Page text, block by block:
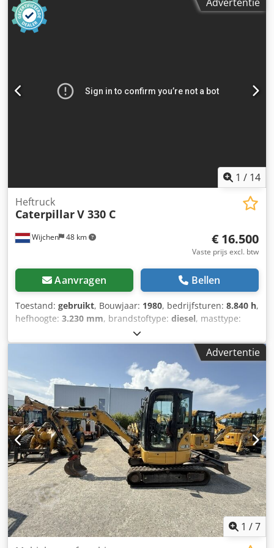
1 / 14
Wijchen 48 km
Heftruck
CaterpillarV 330 C
€ 16.500
Vaste prijs excl. btw
Aanvragen Bellen
Toestand: gebruikt, Bouwjaar: 1980, bedrijfsturen: 8.840 h,
hefhoogte: 3.230 mm, brandstoftype: diesel, masttype:
2.190 mm, vorkbreedte:
totale hoogte:3.560 mm, totale lengte:5.070 mm, totale
, Ledig gewicht: 17.000 kg
Hefcapaciteit: 15.000 kg - Bouwjaar: 1980 - Documentatie
aanwezig: Ja - CE certificaat aanwezig: Nee - Serienummer:
B6Y 01146 - Draaiuren: 8840 Dkedpey N Ubuefx Aqrjr -
Hefvermogen: 15000kg - Hefhoogte: 3230mm -
Doorrijhoogte: 3560mm - Vrije-heffing: 0mm - Vorklengte:
2190mm - Maximale vorkbreedte: 2280mm - Minimale
vorkbreedte: 440mm - Aantal wielen: 6 Wielen -
Aanbouwdeel: Side-shift - Opties: Werklampen, Half cabine
- Mast: Duplex - Aandrijving: Diesel - Merk motor: 3208 CAT
- Transportafmetingen: 5070mm x 2560mm x 3560mm (l x
b x h) - Transportgewicht [kg]: 17000kg - Transportcolli
[st.]: 1 Financiële informatie BTW: De getoonde prijs is
exclusief BTW BTW/marge: BTW verrekenbaar voor
ondernemers Levering en inruil altijd mogelijk van alles in
Advertentie
1 /7